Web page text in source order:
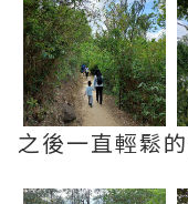
之後一直輕鬆